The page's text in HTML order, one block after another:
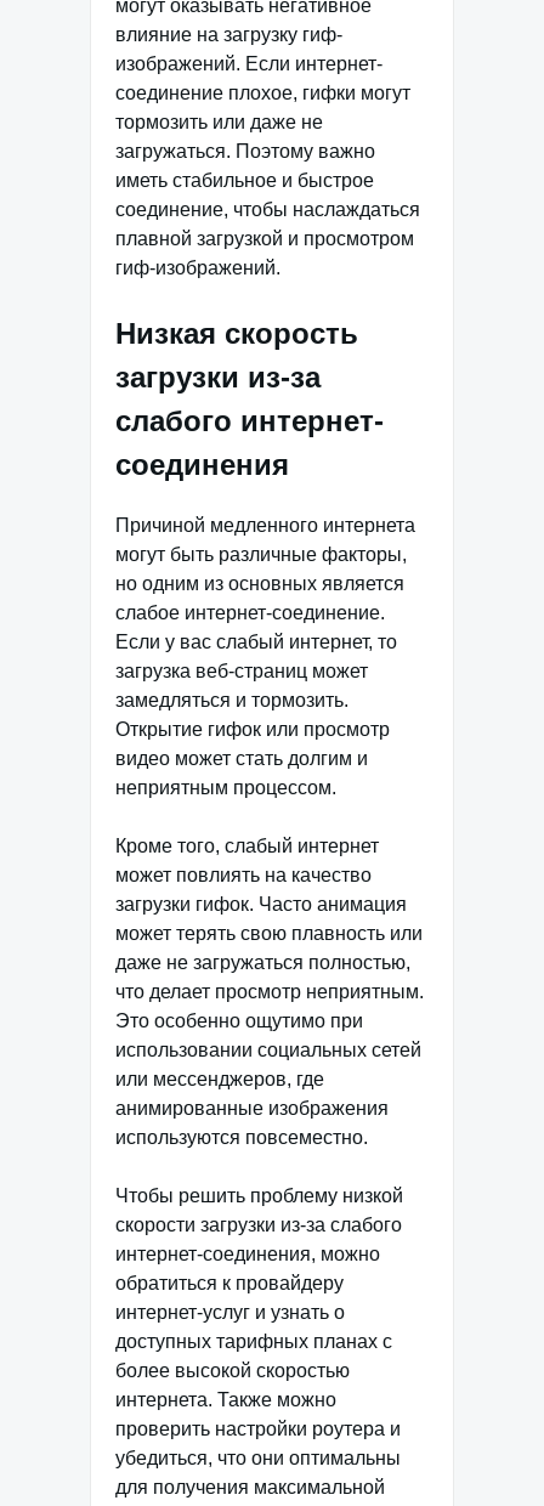
могут оказывать негативное
влияние на загрузку гиф-
изображений. Если интернет-
соединение плохое, гифки могут
тормозить или даже не
загружаться. Поэтому важно
иметь стабильное и быстрое
соединение, чтобы наслаждаться
плавной загрузкой и просмотром
гиф-изображений.
Низкая скорость
загрузки из-за
слабого интернет-
соединения
Причиной медленного интернета
могут быть различные факторы,
но одним из основных является
слабое интернет-соединение.
Если у вас слабый интернет, то
загрузка веб-страниц может
замедляться и тормозить.
Открытие гифок или просмотр
видео может стать долгим и
неприятным процессом.
Кроме того, слабый интернет
может повлиять на качество
загрузки гифок. Часто анимация
может терять свою плавность или
даже не загружаться полностью,
что делает просмотр неприятным.
Это особенно ощутимо при
использовании социальных сетей
или мессенджеров, где
анимированные изображения
используются повсеместно.
Чтобы решить проблему низкой
скорости загрузки из-за слабого
интернет-соединения, можно
обратиться к провайдеру
интернет-услуг и узнать о
доступных тарифных планах с
более высокой скоростью
интернета. Также можно
проверить настройки роутера и
убедиться, что они оптимальны
для получения максимальной